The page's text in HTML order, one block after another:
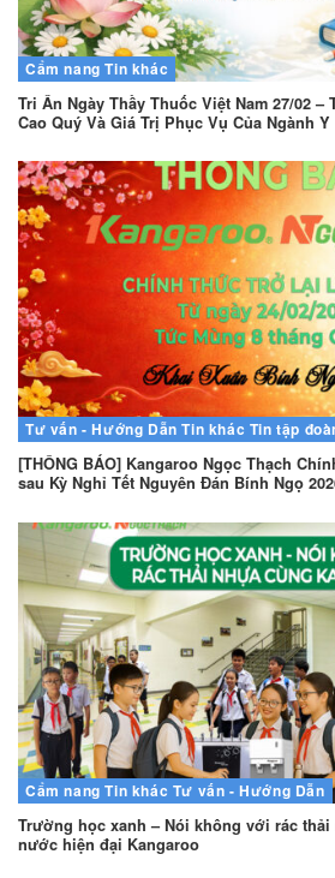
Cẩm nang Tin khác
Tri Ân Ngày Thầy Thuốc Việt Nam 27/02 –
Cao Quý Và Giá Trị Phục Vụ Của Ngành Y
Tư vấn - Hướng Dẫn Tin khác Tin tập
[THÔNG BÁO] Kangaroo Ngọc Thạch
sau Kỳ Nghỉ Tết Nguyên Đán Bính Ngọ
Cẩm nang Tin khác Tư vấn - Hướng Dẫn
Trường học xanh – Nói không với rác
nước hiện đại Kangaroo